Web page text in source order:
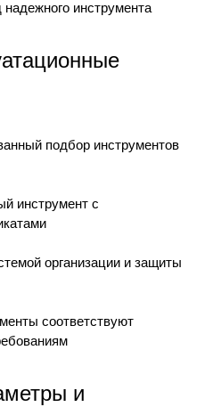
инструмента
подбор инструментов
инструмент с
организации и защиты
соответствуют
и